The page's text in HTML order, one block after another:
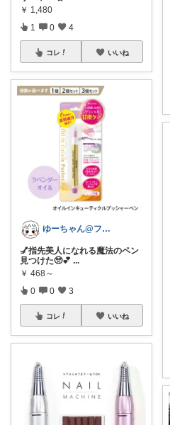
￥ 1,480
1 0 4
コレ いいね
ゆーちゃん@フォロワーさまから購入💕
💅指先美人になれる魔法のペン
見つけた🥺💕 ...
￥ 468～
0 0 3
コレ いいね